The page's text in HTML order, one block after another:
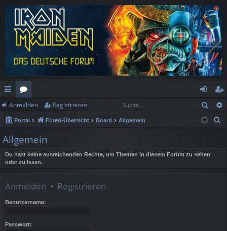
ch
ne
llz
ug
f
or
en
n
m
de
eg
ist
Anmelden Registrieren
Portal Foren-Übersicht Board Allgemein
Allgemein
Du hast keine ausreichenden Rechte, um Themen in diesem Forum zu sehen
oder zu lesen.
Anmelden • Registrieren
Benutzername:
Passwort: